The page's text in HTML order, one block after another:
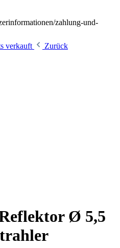
zahlung-und-
verkauft
Zurück
Ø 5,5